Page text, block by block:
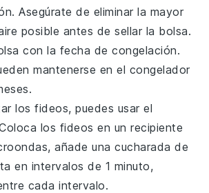
Asegúrate de eliminar la mayor
posible antes de sellar la bolsa.
con la fecha de congelación.
mantenerse en el congelador
losfideos, puedes usar el
los fideos en un recipiente
añade una cucharada de
en intervalos de 1 minuto,
cada intervalo.